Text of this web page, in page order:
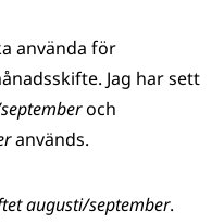
använda för
Jag har sett
och
används.
augusti/september.